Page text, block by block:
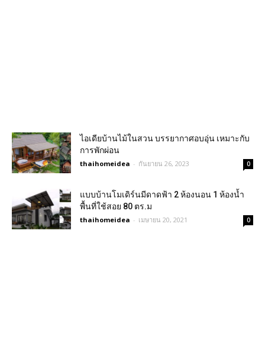
ไอเดียบ้านไม้ในสวน บรรยากาศอบอุ่น เหมาะกับ
การพักผ่อน
thaihomeidea - กันยายน 26, 2023 0
แบบบ้านโมเดิร์นมีดาดฟ้า 2 ห้องนอน 1 ห้องน้ำ
พื้นที่ใช้สอย 80 ตร.ม
thaihomeidea - เมษายน 20, 2021 0